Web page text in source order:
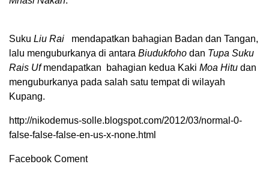
Suku Liu Rai
mendapatkan bahagian Badan dan Tangan,
lalu menguburkanya di antara Biudukfoho dan Tupa Suku
Rais Ufmendapatkan bahagian kedua Kaki Moa Hitu dan
menguburkanya pada salah satu tempat di wilayah
Kupang.
http://nikodemus-solle.blogspot.com/2012/03/normal-0-
false-false-false-en-us-x-none.html
Facebook Coment